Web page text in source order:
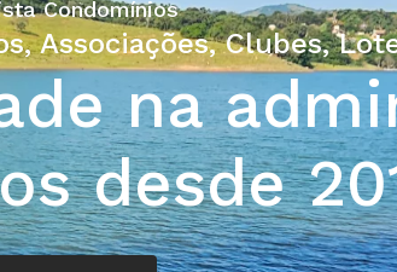
Condomínios
Associações, Clubes,
na
desde